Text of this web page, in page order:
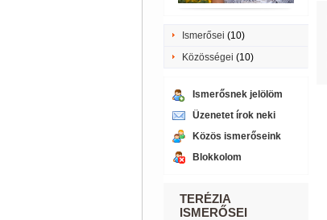
Ismerősei (10)
Közösségei (10)
Ismerősnek jelölöm
Üzenetet írok neki
Közös ismerőseink
Blokkolom
TERÉZIA
ISMERŐSEI